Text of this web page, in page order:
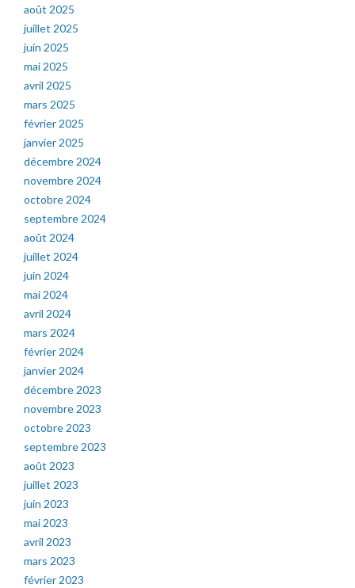
août 2025
juillet 2025
juin 2025
mai 2025
avril 2025
mars 2025
février 2025
janvier 2025
décembre 2024
novembre 2024
octobre 2024
septembre 2024
août 2024
juillet 2024
juin 2024
mai 2024
avril 2024
mars 2024
février 2024
janvier 2024
décembre 2023
novembre 2023
octobre 2023
septembre 2023
août 2023
juillet 2023
juin 2023
mai 2023
avril 2023
mars 2023
février 2023